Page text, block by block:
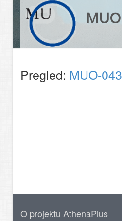
Pregled: MUO-
O projektu AthenaPlus